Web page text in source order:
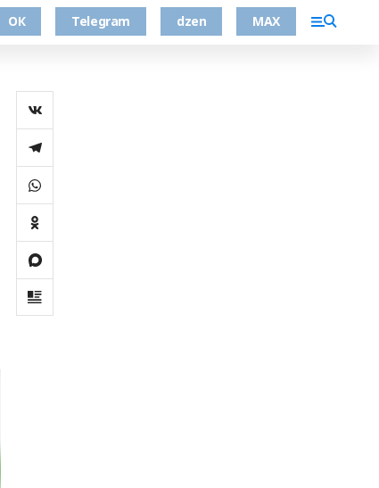
ОК Telegram dzen MAX